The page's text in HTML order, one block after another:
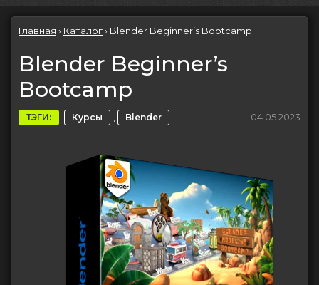
Главная › Каталог› Blender Beginner’s Bootcamp
Blender Beginner’s
Bootcamp
ТЭГИ: Курсы , Blender 04.05.2023